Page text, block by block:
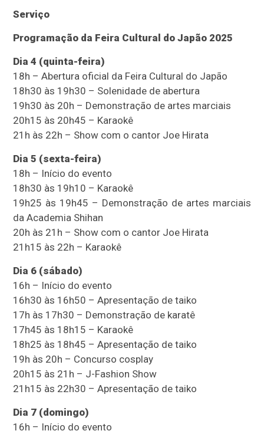
Serviço
Programação da Feira Cultural do Japão 2025
Dia 4 (quinta-feira)
18h – Abertura oficial da Feira Cultural do Japão
18h30 às 19h30 – Solenidade de abertura
19h30 às 20h – Demonstração de artes marciais
20h15 às 20h45 – Karaokê
21h às 22h – Show com o cantor Joe Hirata
Dia 5 (sexta-feira)
18h – Início do evento
18h30 às 19h10 – Karaokê
19h25 às 19h45 – Demonstração de artes marciais
da Academia Shihan
20h às 21h – Show com o cantor Joe Hirata
21h15 às 22h – Karaokê
Dia 6 (sábado)
16h – Início do evento
16h30 às 16h50 – Apresentação de taiko
17h às 17h30 – Demonstração de karatê
17h45 às 18h15 – Karaokê
18h25 às 18h45 – Apresentação de taiko
19h às 20h – Concurso cosplay
20h15 às 21h – J-Fashion Show
21h15 às 22h30 – Apresentação de taiko
Dia 7 (domingo)
16h – Início do evento